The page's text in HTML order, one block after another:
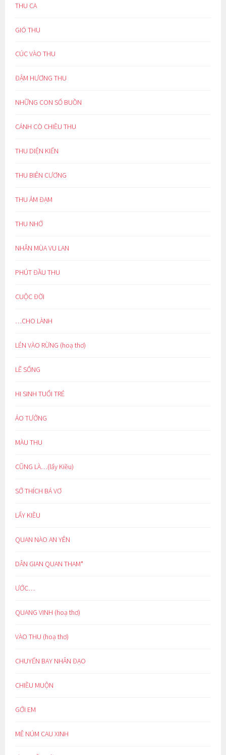
THU CA
GIÓ THU
CÚC VÀO THU
ĐẬM HƯƠNG THU
NHỮNG CON SỐ BUỒN
CÁNH CÒ CHIỀU THU
THU DIỆN KIẾN
THU BIÊN CƯƠNG
THU ẢM ĐẠM
THU NHỚ
NHÂN MÙA VU LAN
PHÚT ĐẦU THU
CUỘC ĐỜI
…CHO LÀNH
LẺN VÀO RỪNG (hoạ thơ)
LẼ SỐNG
HI SINH TUỔI TRẺ
ẢO TƯỞNG
MÀU THU
CŨNG LÀ…(lẩy Kiều)
SỞ THÍCH BÁ VƠ
LẨY KIỀU
QUAN NÀO AN YÊN
DÂN GIAN QUAN THAM*
ƯỚC…
QUANG VINH (hoạ thơ)
VÀO THU (hoạ thơ)
CHUYẾN BAY NHÂN ĐẠO
CHIỀU MUỘN
GỞI EM
MÊ NÚM CAU XINH